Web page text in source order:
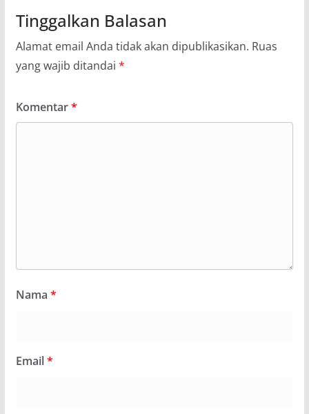
Tinggalkan Balasan
Alamat email Anda tidak akan dipublikasikan. Ruas
yang wajib ditandai *
Komentar*
Nama *
Email*